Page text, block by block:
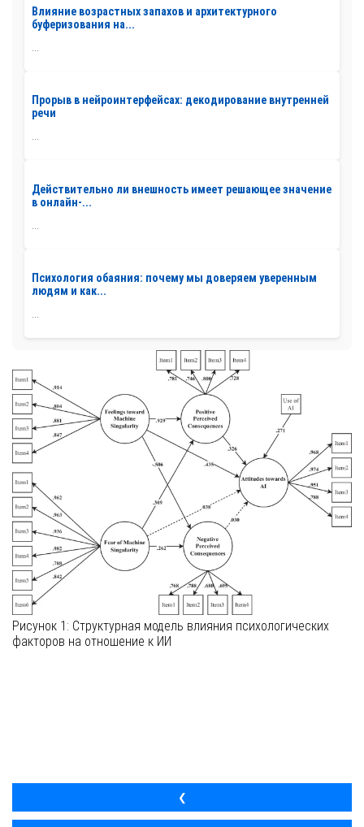
Влияние возрастных запахов и архитектурного
буферизования на...
Прорыв в нейроинтерфейсах: декодирование внутренней
речи
...
Действительно ли внешность имеет решающее значение
в онлайн-...
Психология обаяния: почему мы доверяем уверенным
людям и как...
...
Рисунок 1: Структурная модель влияния психологических
факторов на отношение к ИИ
❮